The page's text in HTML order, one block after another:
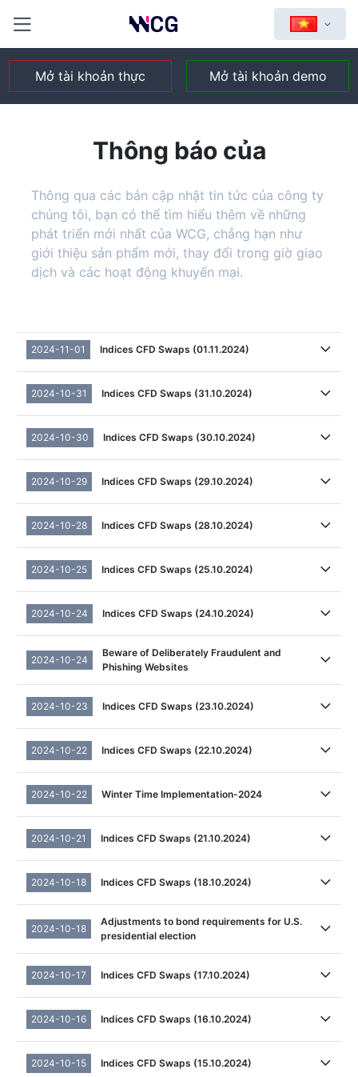
Mở tài khoản thực Mở tài khoản demo
Thông báo của
Thông qua các bản cập nhật tin tức của công ty
chúng tôi, bạn có thể tìm hiểu thêm về những
phát triển mới nhất của WCG, chẳng hạn như
giới thiệu sản phẩm mới, thay đổi trong giờ giao
dịch và các hoạt động khuyến mại.
2024-11-01 Indices CFD Swaps (01.11.2024)
2024-10-31 Indices CFD Swaps (31.10.2024)
2024-10-30 Indices CFD Swaps (30.10.2024)
2024-10-29 Indices CFD Swaps (29.10.2024)
2024-10-28 Indices CFD Swaps (28.10.2024)
2024-10-25 Indices CFD Swaps (25.10.2024)
2024-10-24 Indices CFD Swaps (24.10.2024)
2024-10-24
Beware of Deliberately Fraudulent and
Phishing Websites
2024-10-23 Indices CFD Swaps (23.10.2024)
2024-10-22 Indices CFD Swaps (22.10.2024)
2024-10-22 Winter Time Implementation-2024
2024-10-21 Indices CFD Swaps (21.10.2024)
2024-10-18 Indices CFD Swaps (18.10.2024)
2024-10-18
Adjustments to bond requirements for U.S.
presidential election
2024-10-17 Indices CFD Swaps (17.10.2024)
2024-10-16 Indices CFD Swaps (16.10.2024)
2024-10-15 Indices CFD Swaps (15.10.2024)